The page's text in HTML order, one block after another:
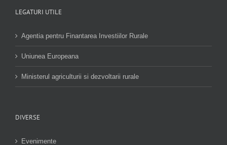
LEGATURI UTILE
Agentia pentru Finantarea Investiilor Rurale
Uniunea Europeana
Ministerul agriculturii si dezvoltarii rurale
DIVERSE
Evenimente